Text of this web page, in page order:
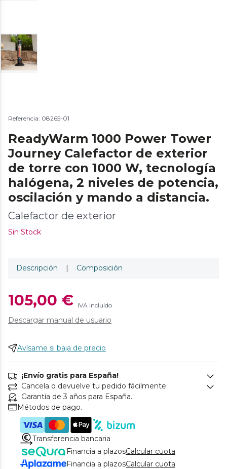
Referencia: 08265-01
ReadyWarm 1000 Power Tower
Journey Calefactor de exterior
de torre con 1000 W, tecnología
halógena, 2 niveles de potencia,
oscilación y mando a distancia.
Calefactor de exterior
Sin Stock
Descripción | Composición
105,00 € IVA incluido
Descargar manual de usuario
Avísame si baja de precio
¡Envío gratis para España!
Cancela o devuelve tu pedido fácilmente.
Garantía de 3 años para España.
Métodos de pago.
Transferencia bancaria
Financia a plazosCalcular cuota
Financia a plazosCalcular cuota